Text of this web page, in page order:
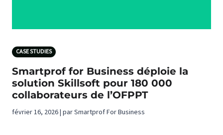
CASE STUDIES
Smartprof for Business déploie la
solution Skillsoft pour 180 000
collaborateurs de l’OFPPT
février 16, 2026 | par Smartprof For Business